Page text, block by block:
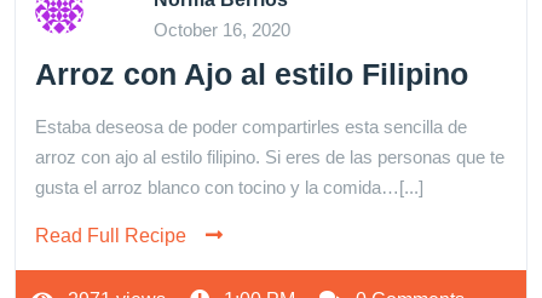
October 16, 2020
Arroz con Ajo al estilo Filipino
Estaba deseosa de poder compartirles esta sencilla de
arroz con ajo al estilo filipino. Si eres de las personas que te
gusta el arroz blanco con tocino y la comida…[...]
Read Full Recipe